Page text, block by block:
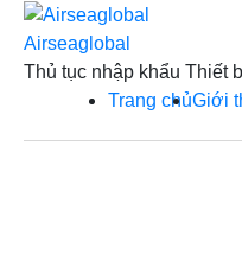
Skip
content
Airseaglobal
Thủ tục nhập khẩu Thiết
Trang chủGiới